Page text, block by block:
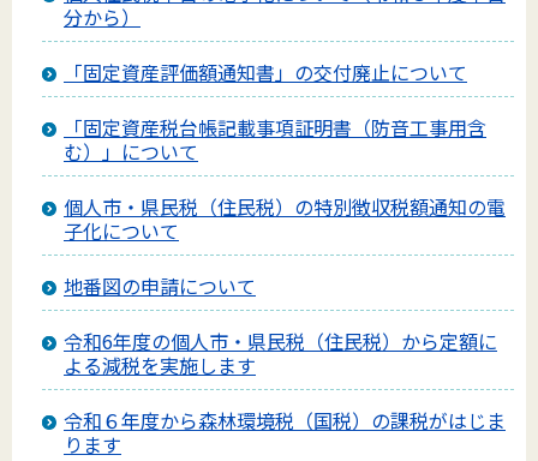
分から）
「固定資産評価額通知書」の交付廃止について
「固定資産税台帳記載事項証明書（防音工事用含
む）」について
個人市・県民税（住民税）の特別徴収税額通知の電
子化について
地番図の申請について
令和6年度の個人市・県民税（住民税）から定額に
よる減税を実施します
令和６年度から森林環境税（国税）の課税がはじま
ります